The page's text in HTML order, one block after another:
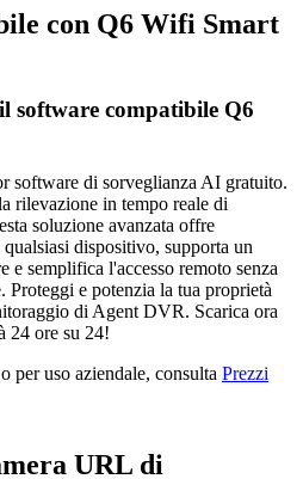
con Q6 Wifi Smart
software compatibile Q6
software di sorveglianza AI gratuito.
rilevazione in tempo reale di
soluzione avanzata offre
dispositivo, supporta un
e semplifica l'accesso remoto senza
Proteggi e potenzia la tua proprietà
di Agent DVR. Scarica ora
24 ore su 24!
per uso aziendale, consulta Prezzi
URL di